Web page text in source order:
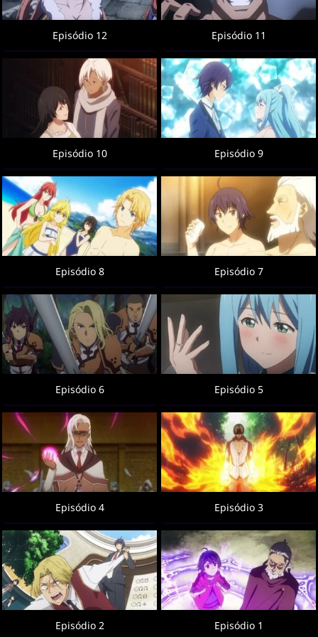
Episódio 12 Episódio 11
Episódio 10 Episódio 9
Episódio 8 Episódio 7
Episódio 6 Episódio 5
Episódio 4 Episódio 3
Episódio 2 Episódio 1